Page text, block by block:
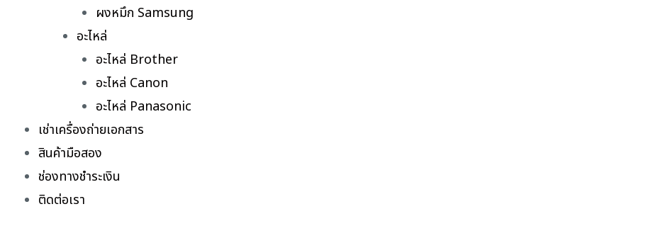
ผงหมึก Samsung
อะไหล่
อะไหล่ Brother
อะไหล่ Canon
อะไหล่ Panasonic
เช่าเครื่องถ่ายเอกสาร
สินค้ามือสอง
ช่องทางชำระเงิน
ติดต่อเรา